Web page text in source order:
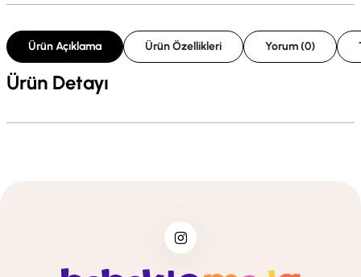
Ürün Açıklama Ürün Özellikleri Yorum (0)
Ürün Detayı